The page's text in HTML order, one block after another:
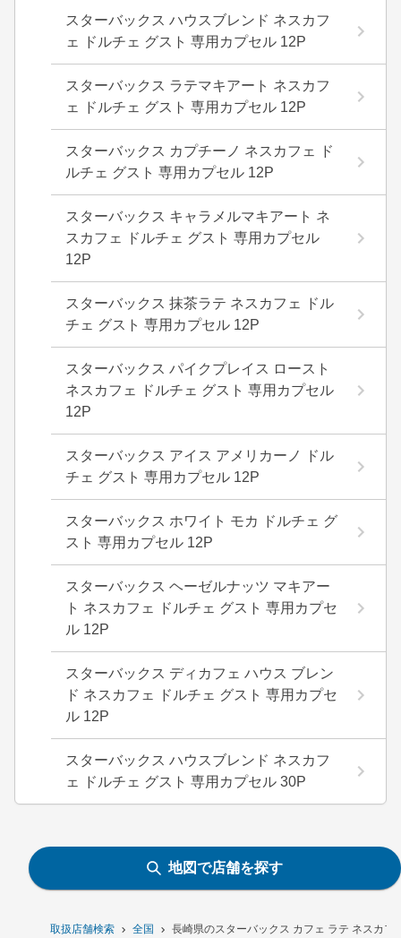
取扱店舗検索 全国 長崎県のスターバックス カフェ ラテ ネスカ
スターバックス ハウスブレンド ネスカフ
ェ ドルチェ グスト 専用カプセル 12P
スターバックス ラテマキアート ネスカフ
ェ ドルチェ グスト 専用カプセル 12P
スターバックス カプチーノ ネスカフェ ド
ルチェ グスト 専用カプセル 12P
スターバックス キャラメルマキアート ネ
スカフェ ドルチェ グスト 専用カプセル
12P
スターバックス 抹茶ラテ ネスカフェ ドル
チェ グスト 専用カプセル 12P
スターバックス パイクプレイス ロースト
ネスカフェ ドルチェ グスト 専用カプセル
12P
スターバックス アイス アメリカーノ ドル
チェ グスト 専用カプセル 12P
スターバックス ホワイト モカ ドルチェ グ
スト 専用カプセル 12P
スターバックス ヘーゼルナッツ マキアー
ト ネスカフェ ドルチェ グスト 専用カプセ
ル 12P
スターバックス ディカフェ ハウス ブレン
ド ネスカフェ ドルチェ グスト 専用カプセ
ル 12P
スターバックス ハウスブレンド ネスカフ
ェ ドルチェ グスト 専用カプセル 30P
地図で店舗を探す